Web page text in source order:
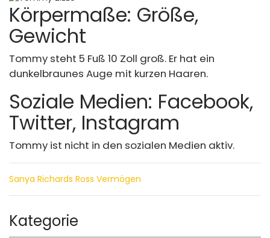
Körpermaße: Größe,
Gewicht
Tommy steht 5 Fuß 10 Zoll groß. Er hat ein
dunkelbraunes Auge mit kurzen Haaren.
Soziale Medien: Facebook,
Twitter, Instagram
Tommy ist nicht in den sozialen Medien aktiv.
Sanya Richards Ross Vermögen
Kategorie